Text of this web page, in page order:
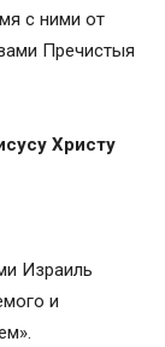
с ними от
Пречистыя
Христу
Израиль
и